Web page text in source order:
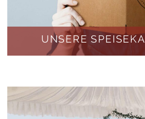
UNSERE